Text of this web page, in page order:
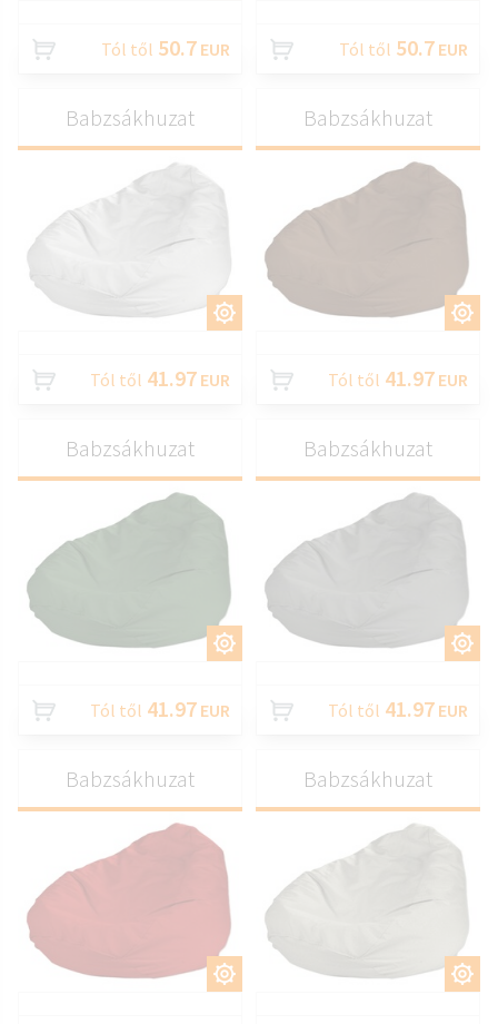
Tól től 50.7 EUR Tól től 50.7 EUR
TESTRESZAB
Babzsákhuzat
Tól től 41.97 EUR
TESTRESZAB
Babzsákhuzat
Tól től 41.97 EUR
TESTRESZAB
Babzsákhuzat
Tól től 41.97 EUR
TESTRESZAB
Babzsákhuzat
Tól től 41.97 EUR
TESTRESZAB
Babzsákhuzat
TESTRESZAB
Babzsákhuzat